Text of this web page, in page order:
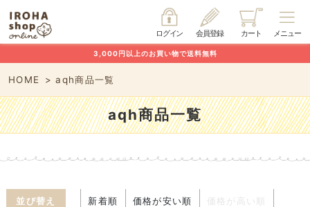
メニュー
カート
会員登録
ログイン
3,000円以上のお買い物で送料無料
HOME aqh商品一覧
aqh商品一覧
並び替え 新着順 価格が安い順 価格が高い順